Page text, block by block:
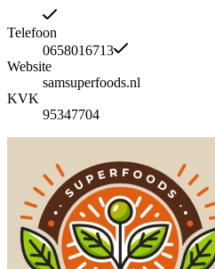
Telefoon
0658016713
Website
samsuperfoods.nl
KVK
95347704